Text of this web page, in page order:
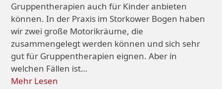
Gruppentherapien auch für Kinder anbieten
können. In der Praxis im Storkower Bogen haben
wir zwei große Motorikräume, die
zusammengelegt werden können und sich sehr
gut für Gruppentherapien eignen. Aber in
welchen Fällen ist…
Mehr Lesen